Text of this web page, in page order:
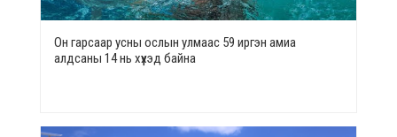
Он гарсаар усны ослын улмаас 59 иргэн амиа
алдсаны 14 нь хүүхэд байна